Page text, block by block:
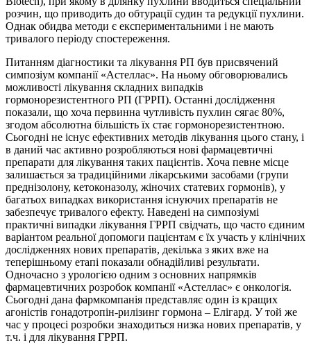
розчин, що приводить до обтурації судин та редукції пухлини.
Однак обидва методи є експериментальними і не мають
тривалого періоду спостереження.
Питанням діагностики та лікування РП був присвячений
симпозіум компанії «Астеллас». На ньому обговорювались
можливості лікування складних випадків
гормонорезистентного РП (ГРРП). Останні дослідження
показали, що хоча первинна чутливість пухлин сягає 80%,
згодом абсолютна більшість їх стає гормонорезистентною.
Сьогодні не існує ефективних методів лікування цього стану, і
в даний час активно розробляються нові фармацевтичні
препарати для лікування таких пацієнтів. Хоча певне місце
залишається за традиційними лікарськими засобами (групи
преднізолону, кетоконазолу, жіночих статевих гормонів), у
багатьох випадках використання існуючих препаратів не
забезпечує тривалого ефекту. Наведені на симпозіумі
практичні випадки лікування ГРРП свідчать, що часто єдиним
варіантом реальної допомоги пацієнтам є їх участь у клінічних
дослідженнях нових препаратів, декілька з яких вже на
теперішньому етапі показали обнадійливі результати.
Одночасно з урологією одним з основних напрямків
фармацевтичних розробок компанії «Астеллас» є онкологія.
Сьогодні дана фармкомпанія представляє один із кращих
агоністів гонадотропін-рилізинг гормона – Елігард. У той же
час у процесі розробки знаходиться низка нових препаратів, у
т.ч. і для лікування ГРРП.